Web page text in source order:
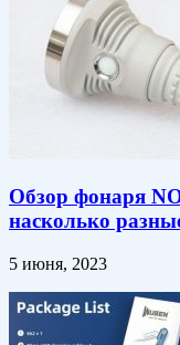
Обзор фонаря
насколько
5 июня, 2023